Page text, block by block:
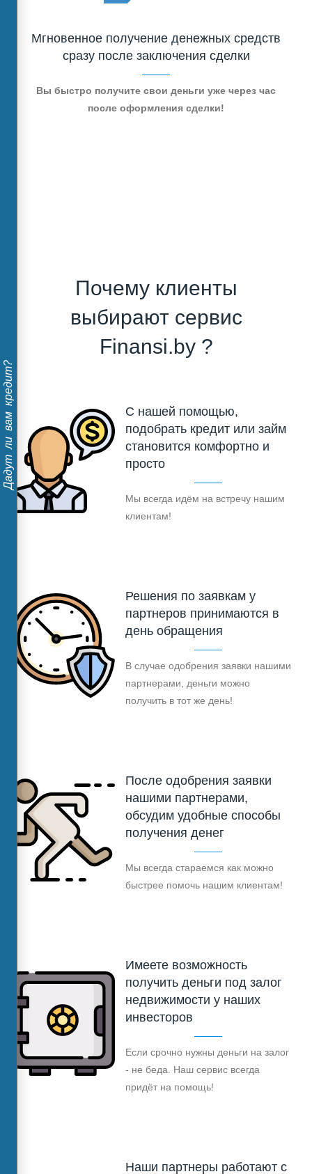
Дадут ли вам кредит?
Мгновенное получение денежных средств
сразу после заключения сделки
Вы быстро получите свои деньги уже через час
после оформления сделки!
Почему клиенты
выбирают сервис
Finansi.by ?
С нашей помощью,
подобрать кредит или займ
становится комфортно и
просто
Мы всегда идём на встречу нашим
клиентам!
Решения по заявкам у
партнеров принимаются в
день обращения
В случае одобрения заявки нашими
партнерами, деньги можно
получить в тот же день!
После одобрения заявки
нашими партнерами,
обсудим удобные способы
получения денег
Мы всегда стараемся как можно
быстрее помочь нашим клиентам!
Имеете возможность
получить деньги под залог
недвижимости у наших
инвесторов
Если срочно нужны деньги на залог
- не беда. Наш сервис всегда
придёт на помощь!
Наши партнеры работают с